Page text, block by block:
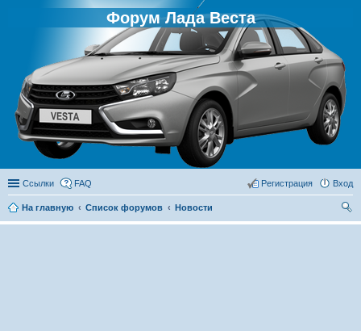
Форум Лада Веста
Ссылки FAQ Вход
Регистрация
На главную Список форумов
Новости
ои